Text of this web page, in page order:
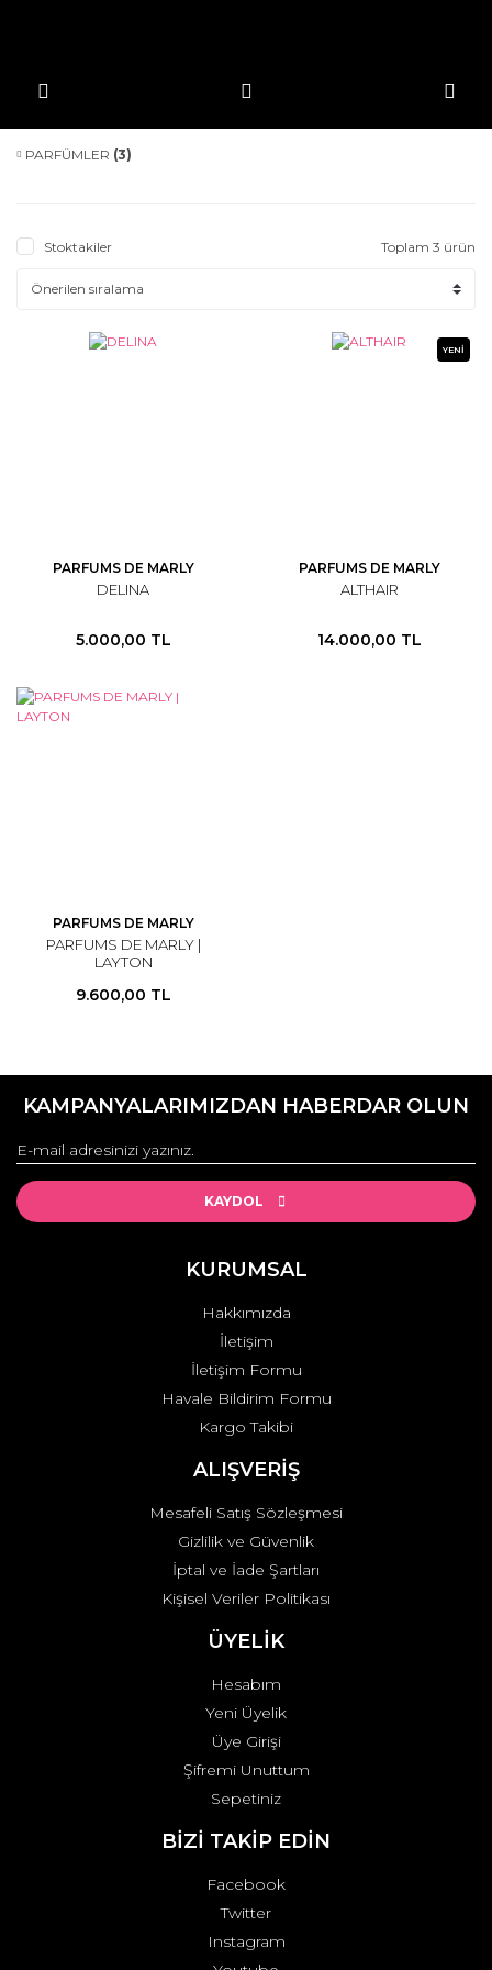
PARFÜMLER (3)
Stoktakiler Toplam 3 ürün
PARFUMS DE MARLY
DELINA
5.000,00 TL
YENİ
PARFUMS DE MARLY
ALTHAIR
14.000,00 TL
PARFUMS DE MARLY
PARFUMS DE MARLY |
LAYTON
9.600,00 TL
KAMPANYALARIMIZDAN HABERDAR OLUN
KAYDOL
KURUMSAL
Hakkımızda
İletişim
İletişim Formu
Havale Bildirim Formu
Kargo Takibi
ALIŞVERİŞ
Mesafeli Satış Sözleşmesi
Gizlilik ve Güvenlik
İptal ve İade Şartları
Kişisel Veriler Politikası
ÜYELİK
Hesabım
Yeni Üyelik
Üye Girişi
Şifremi Unuttum
Sepetiniz
BİZİ TAKİP EDİN
Facebook
Twitter
Instagram